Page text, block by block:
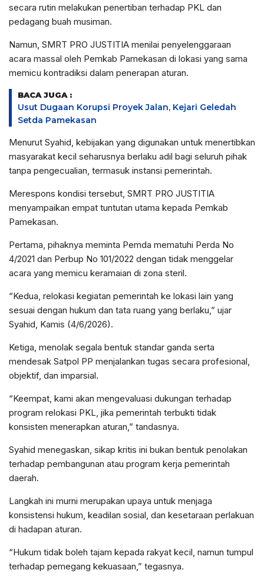
secara rutin melakukan penertiban terhadap PKL dan
pedagang buah musiman.
Namun, SMRT PRO JUSTITIA menilai penyelenggaraan
acara massal oleh Pemkab Pamekasan di lokasi yang sama
memicu kontradiksi dalam penerapan aturan.
BACA JUGA :
Usut Dugaan Korupsi Proyek Jalan, Kejari Geledah
Setda Pamekasan
Menurut Syahid, kebijakan yang digunakan untuk menertibkan
masyarakat kecil seharusnya berlaku adil bagi seluruh pihak
tanpa pengecualian, termasuk instansi pemerintah.
Merespons kondisi tersebut, SMRT PRO JUSTITIA
menyampaikan empat tuntutan utama kepada Pemkab
Pamekasan.
Pertama, pihaknya meminta Pemda mematuhi Perda No
4/2021 dan Perbup No 101/2022 dengan tidak menggelar
acara yang memicu keramaian di zona steril.
“Kedua, relokasi kegiatan pemerintah ke lokasi lain yang
sesuai dengan hukum dan tata ruang yang berlaku,” ujar
Syahid, Kamis (4/6/2026).
Ketiga, menolak segala bentuk standar ganda serta
mendesak Satpol PP menjalankan tugas secara profesional,
objektif, dan imparsial.
“Keempat, kami akan mengevaluasi dukungan terhadap
program relokasi PKL, jika pemerintah terbukti tidak
konsisten menerapkan aturan,” tandasnya.
Syahid menegaskan, sikap kritis ini bukan bentuk penolakan
terhadap pembangunan atau program kerja pemerintah
daerah.
Langkah ini murni merupakan upaya untuk menjaga
konsistensi hukum, keadilan sosial, dan kesetaraan perlakuan
di hadapan aturan.
“Hukum tidak boleh tajam kepada rakyat kecil, namun tumpul
terhadap pemegang kekuasaan,” tegasnya.